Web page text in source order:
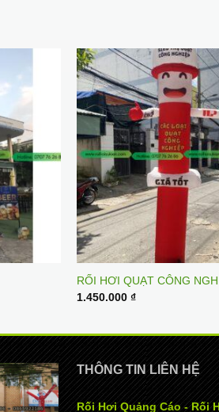
RỐI HƠI QUẠT CÔNG
1.450.000 ₫
THÔNG TIN LIÊN HỆ
Rối Hơi Quảng Cáo - Rối